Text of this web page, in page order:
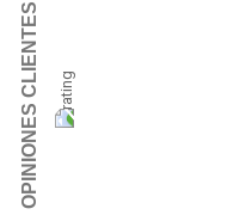
OPINIONES CLIENTES